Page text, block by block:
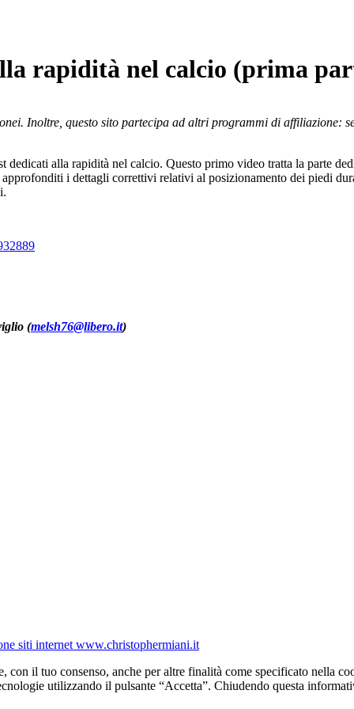
rapidità nel calcio (prima
Inoltre, questo sito partecipa ad altri programmi di affiliazione:
alla rapidità nel calcio. Questo primo video tratta la parte
i dettagli correttivi relativi al posizionamento dei piedi
(melsh76@libero.it)
siti internet www.christophermiani.it
il tuo consenso, anche per altre finalità come specificato nella
utilizzando il pulsante “Accetta”. Chiudendo questa